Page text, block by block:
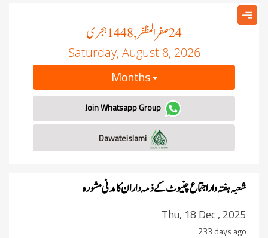
24صفر المظفر, 1448 ہجری
Saturday, August 8, 2026
Months
Join Whatsapp Group
شعبہ ہفتہ وار اجتماع چنیوٹ کے ذمہ داران کا مدنی مشورہ
Thu, 18 Dec , 2025
233 days ago